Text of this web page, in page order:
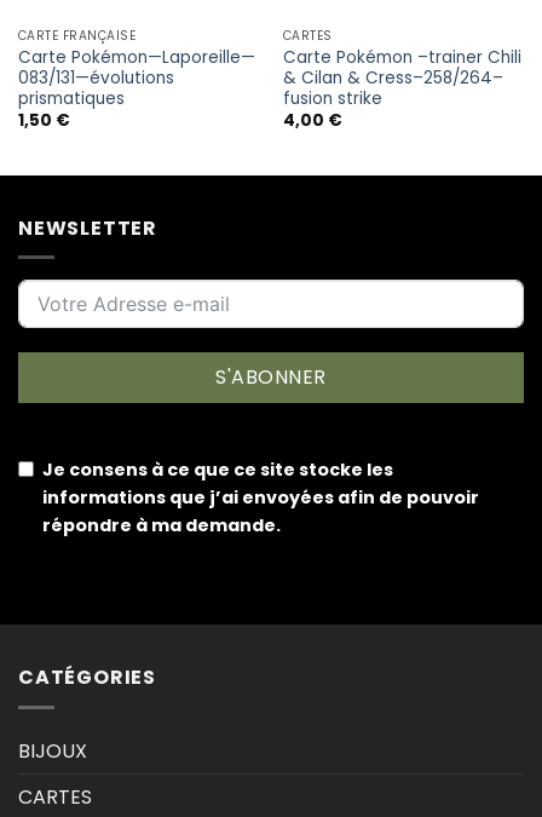
CARTE FRANÇAISE
Carte Pokémon—Laporeille—
083/131—évolutions
prismatiques
1,50 €
CARTES
Carte Pokémon –trainer Chili
& Cilan & Cress–258/264–
fusion strike
4,00 €
NEWSLETTER
S'ABONNER
Je consens à ce que ce site stocke les
informations que j’ai envoyées afin de pouvoir
répondre à ma demande.
CATÉGORIES
BIJOUX
CARTES